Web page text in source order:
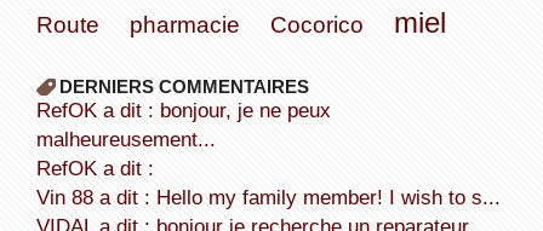
Route
pharmacie Cocorico miel
DERNIERS COMMENTAIRES
refOK a dit : bonjour, je ne peux
malheureusement...
refOK a dit :
Vin 88 a dit : Hello my family member! I wish to s...
VIDAL a dit : bonjour je recherche un reparateur ...